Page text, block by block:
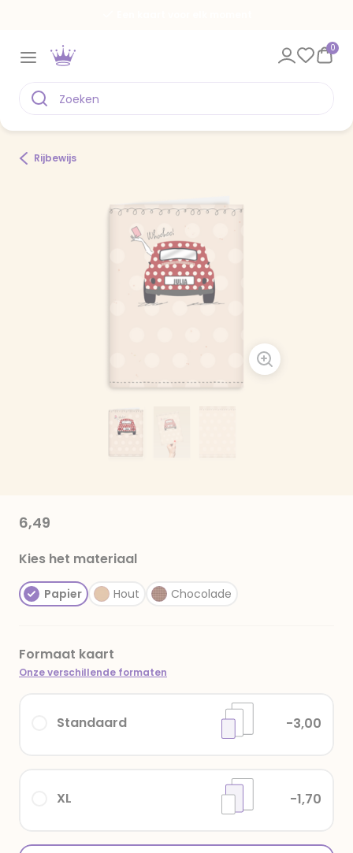
0
Rijbewijs
6,49
Kies het materiaal
Papier Hout Chocolade
Formaat kaart
Onze verschillende formaten
XL -1,70
Standaard -3,00